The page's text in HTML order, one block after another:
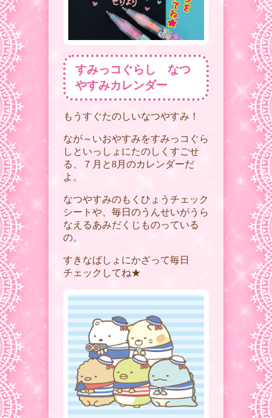
すみっコぐらし なつ
やすみカレンダー
もうすぐたのしいなつやすみ！
なが～いおやすみをすみっコぐら
しといっしょにたのしくすごせ
る、７月と8月のカレンダーだ
よ。
なつやすみのもくひょうチェック
シートや、毎日のうんせいがうら
なえるあみだくじものっている
の。
すきなばしょにかざって毎日
チェックしてね★